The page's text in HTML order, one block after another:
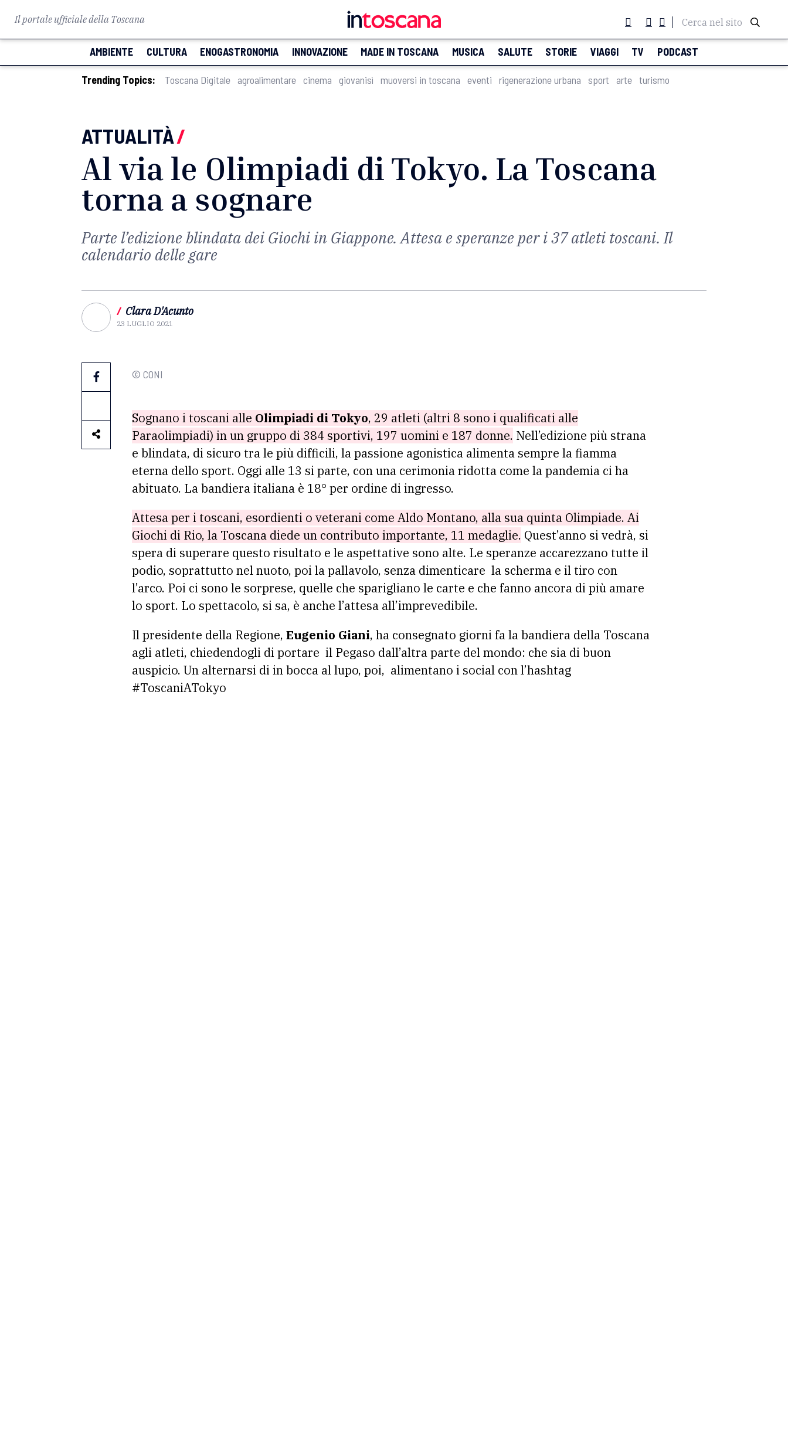
Il portale ufficiale della Toscana Cerca nel sito
AMBIENTE CULTURA ENOGASTRONOMIA INNOVAZIONE MADE IN TOSCANA MUSICA SALUTE STORIE VIAGGI TV PODCAST
Trending Topics: Toscana Digitale agroalimentare cinema giovanisì muoversi in toscana eventi rigenerazione urbana sport arte turismo
ATTUALITÀ/
Al via le Olimpiadi di Tokyo. La Toscana
torna a sognare
Parte l’edizione blindata dei Giochi in Giappone. Attesa e speranze per i 37 atleti toscani. Il
calendario delle gare
/ Clara D'Acunto
23 LUGLIO 2021
© CONI
Sognano i toscani alle Olimpiadi di Tokyo, 29 atleti (altri 8 sono i qualificati alle
Paraolimpiadi) in un gruppo di 384 sportivi, 197 uomini e 187 donne. Nell’edizione più strana
e blindata, di sicuro tra le più difficili, la passione agonistica alimenta sempre la fiamma
eterna dello sport. Oggi alle 13 si parte, con una cerimonia ridotta come la pandemia ci ha
abituato. La bandiera italiana è 18° per ordine di ingresso.
Attesa per i toscani, esordienti o veterani come Aldo Montano, alla sua quinta Olimpiade. Ai
Giochi di Rio, la Toscana diede un contributo importante, 11 medaglie. Quest’anno si vedrà, si
spera di superare questo risultato e le aspettative sono alte. Le speranze accarezzano tutte il
podio, soprattutto nel nuoto, poi la pallavolo, senza dimenticare la scherma e il tiro con
l’arco. Poi ci sono le sorprese, quelle che sparigliano le carte e che fanno ancora di più amare
lo sport. Lo spettacolo, si sa, è anche l’attesa all’imprevedibile.
Il presidente della Regione, Eugenio Giani, ha consegnato giorni fa la bandiera della Toscana
agli atleti, chiedendogli di portare il Pegaso dall’altra parte del mondo: che sia di buon
auspicio. Un alternarsi di in bocca al lupo, poi, alimentano i social con l’hashtag
#ToscaniATokyo